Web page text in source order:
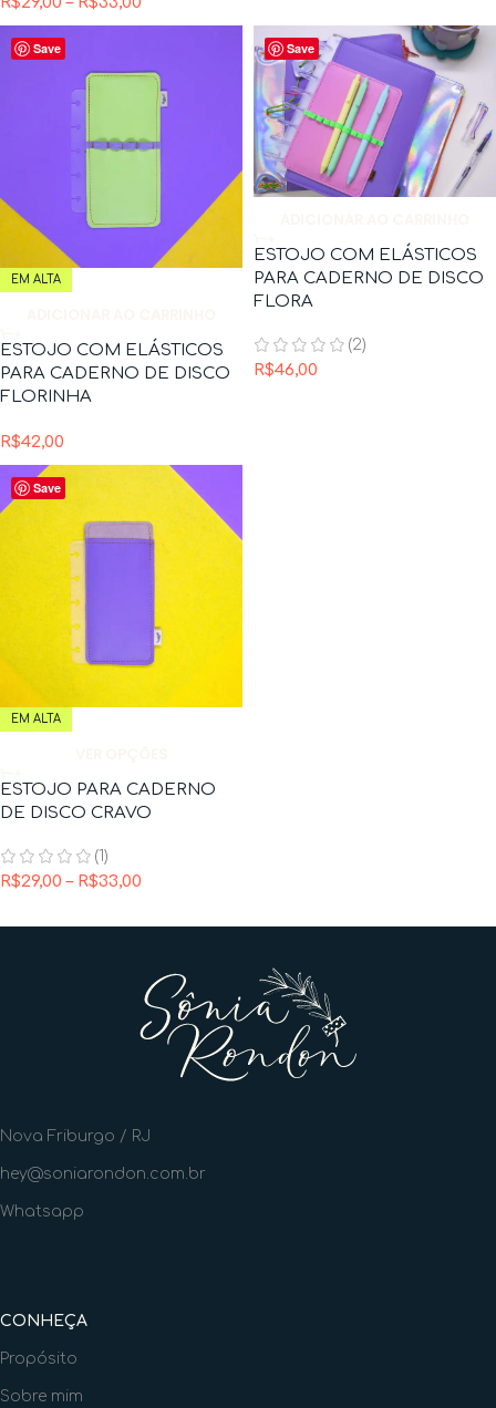
Save
EM ALTA
ESTOJO COM ELÁSTICOS
PARA CADERNO DE DISCO
FLORINHA
R$42,00
Save
ESTOJO COM ELÁSTICOS
PARA CADERNO DE DISCO
FLORA
(2)
R$46,00
Save
EM ALTA
ESTOJO PARA CADERNO
DE DISCO CRAVO
(1)
R$29,00 – R$33,00
Nova Friburgo / RJ
hey@soniarondon.com.br
Whatsapp
CONHEÇA
Propósito
Sobre mim